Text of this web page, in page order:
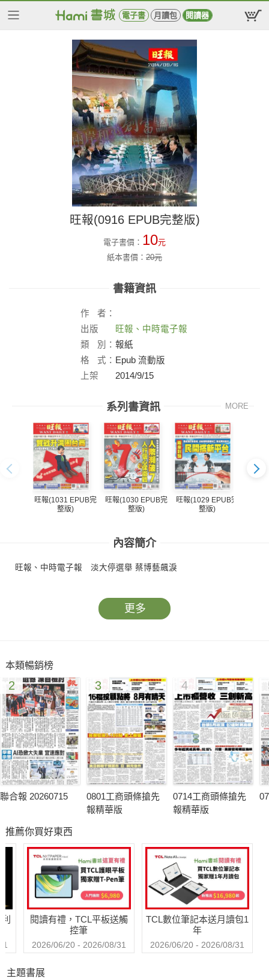
電子書 月讀包 閱讀器
旺報(0916 EPUB完整版)
電子書價： 10元
紙本書價： 20元
書籍資訊
作
者：
出版
社：
旺報、中時電子報
類
別： 報紙
格
式： Epub 流動版
上架
2014/9/15
系列書資訊 MORE
旺報(1031 EPUB完
整版)
旺報(1030 EPUB完
整版)
旺報(1029 EPUB完
整版)
內容簡介
旺報、中時電子報 淡大停選舉 蔡博藝飆淚
更多
本類暢銷榜
2
聯合報 20260715
3
0801工商頭條搶先
報精華版
4
0714工商頭條搶先
報精華版
推薦你買好東西
閱讀有禮，TCL平板送觸
控筆
2026/06/20 - 2026/08/31
TCL數位筆記本送月讀包1
年
2026/06/20 - 2026/08/31
主題書展